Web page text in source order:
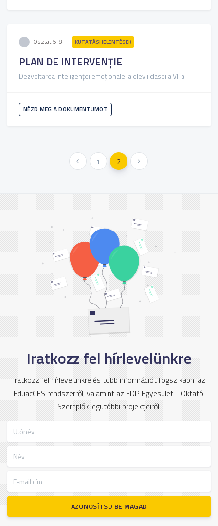
Osztat 5-8 KUTATÁSI JELENTÉSEK
PLAN DE INTERVENȚIE
Dezvoltarea inteligenței emoționale la elevii clasei a VI-a
NÉZD MEG A DOKUMENTUMOT
« Előző 1 2 Következő »
Iratkozz fel hírlevelünkre
Iratkozz fel hírlevelünkre és több információt fogsz kapni az
EduacCES rendszerről, valamint az FDP Egyesület - Oktatói
Szereplők legutóbbi projektjeiről.
AZONOSÍTSD BE MAGAD